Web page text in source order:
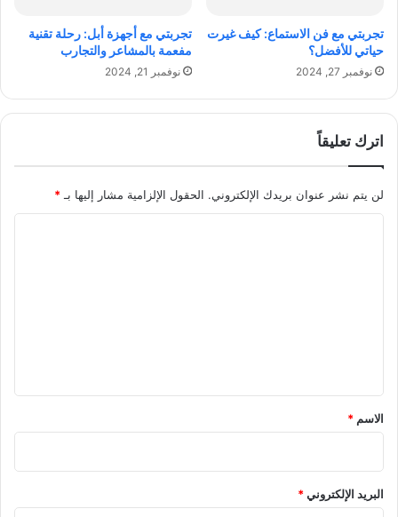
م
ي
تجربتي مع فن الاستماع: كيف غيرت
حياتي للأفضل؟
نوفمبر 27, 2024
تجربتي مع أجهزة أبل: رحلة تقنية
مفعمة بالمشاعر والتجارب
نوفمبر 21, 2024
اترك تعليقاً
لن يتم نشر عنوان بريدك الإلكتروني. الحقول الإلزامية مشار إليها بـ *
*
الاسم *
البريد الإلكتروني*